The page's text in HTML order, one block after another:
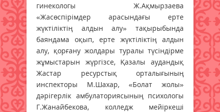
гинекологы Ж.Ақмырзаева
«Жасөспірімдер арасындағы ерте
жүктіліктің алдын алу» тақырыбында
баяндама оқып, ерте жүктіліктің алдын
алу, қорғану жолдары туралы түсіндірме
жұмыстарын жүргізсе, Қазалы аудандық
Жастар ресурстық орталығының
инспекторы М.Шахар, «Болат жолы»
дәрігерлік амбулаториясының психологы
Г.Жанайбекова, колледж мейіркеші